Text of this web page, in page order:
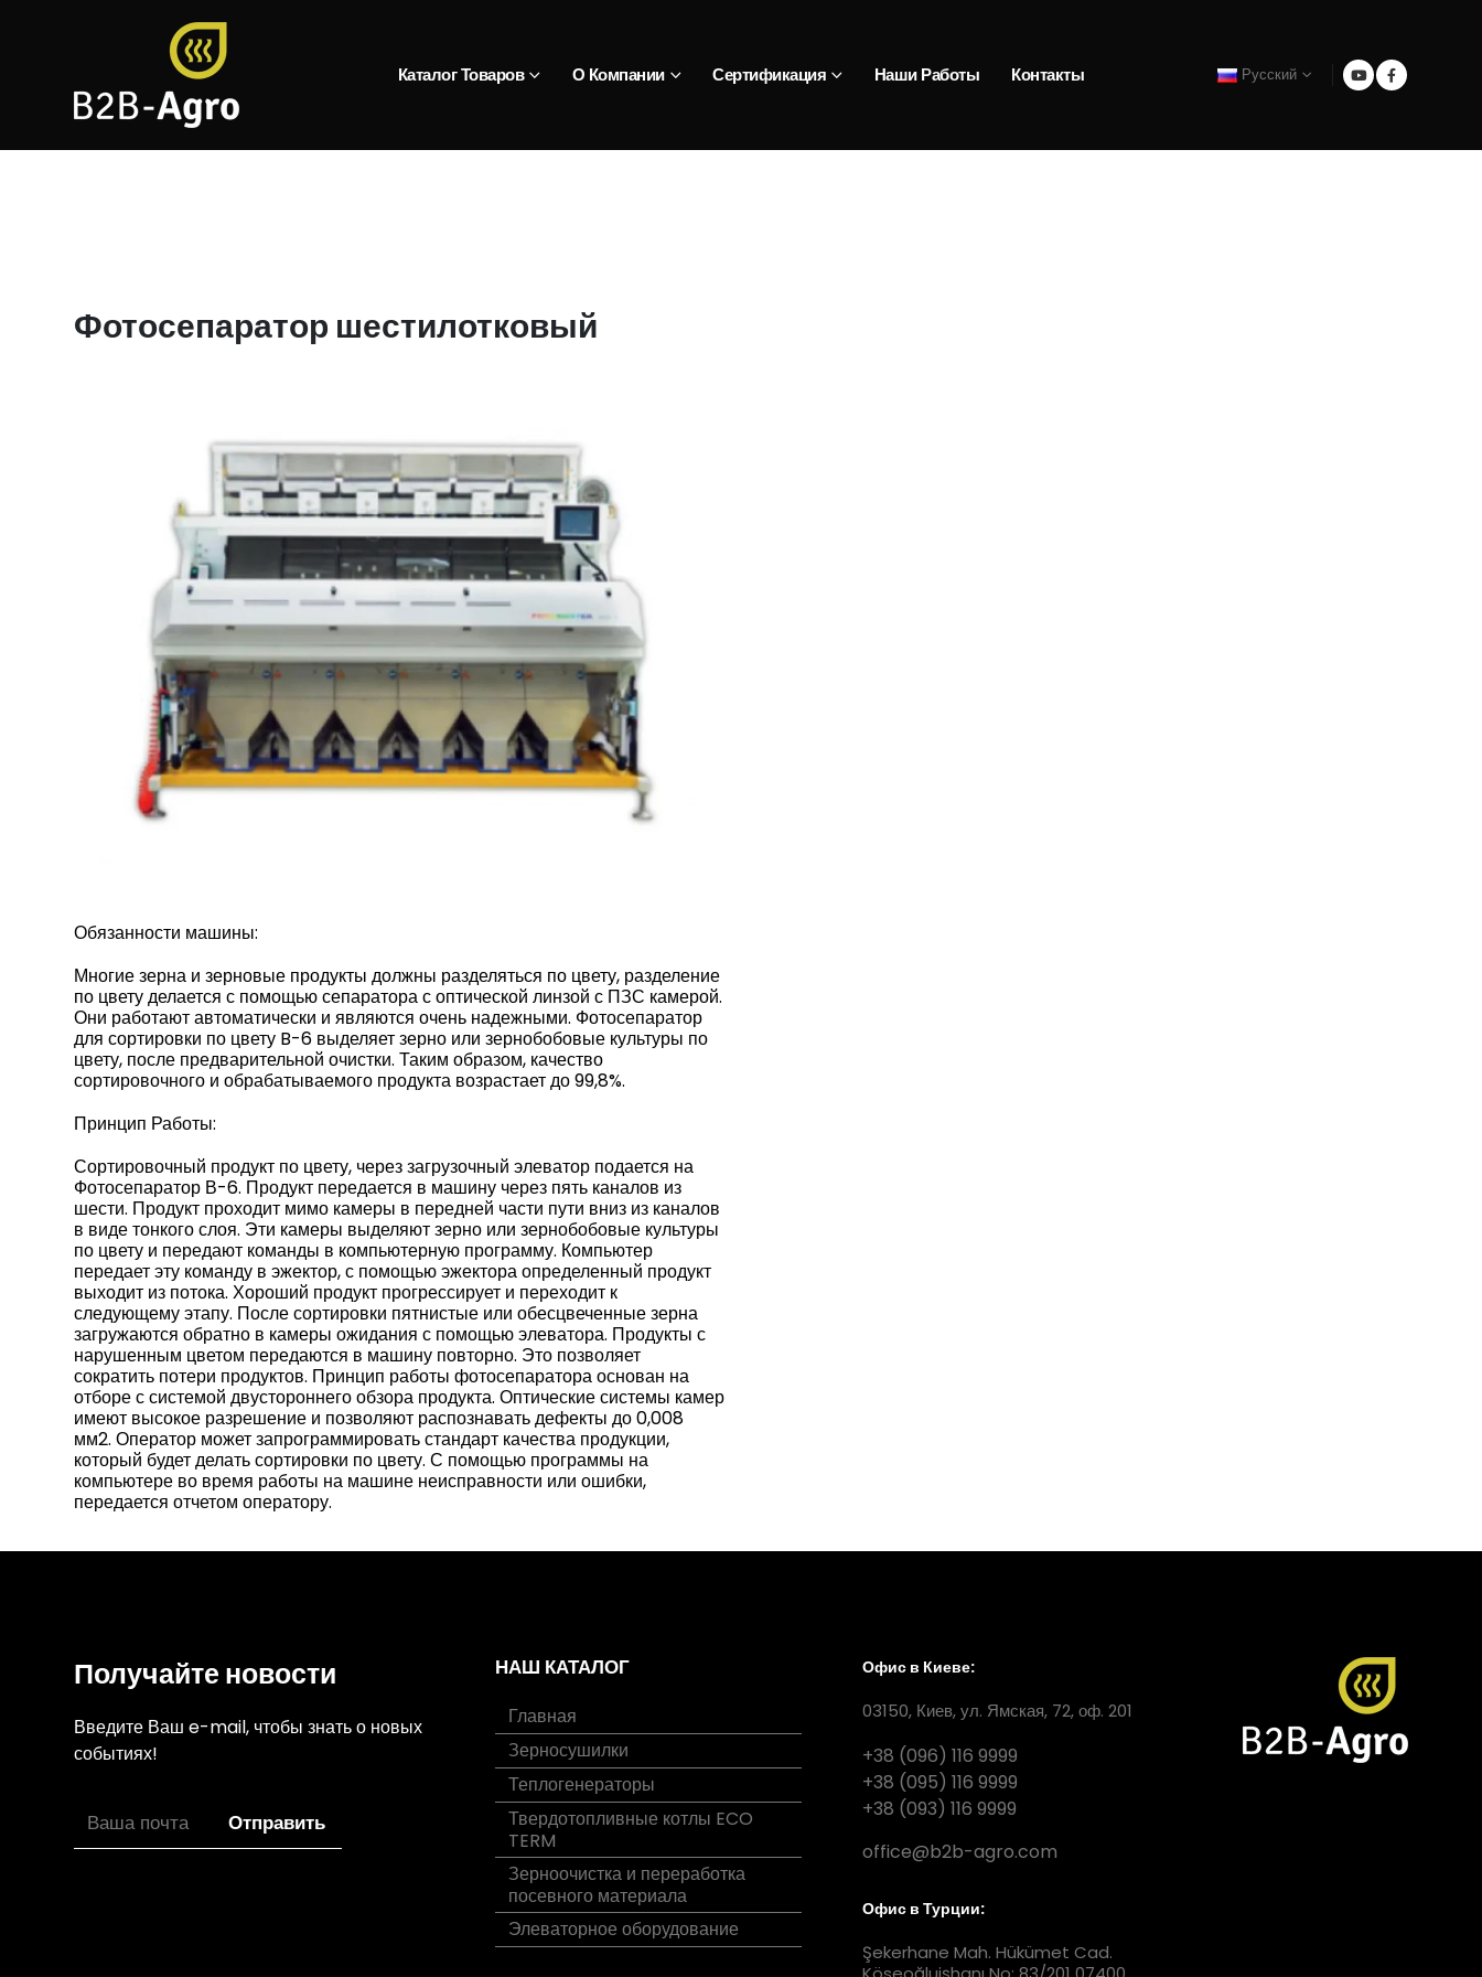
Каталог Товаров О Компании Сертификация Наши Работы Контакты Русский
Фотосепаратор шестилотковый
Обязанности машины:
Многие зерна и зерновые продукты должны разделяться по цвету, разделение
по цвету делается с помощью сепаратора с оптической линзой с ПЗС камерой.
Они работают автоматически и являются очень надежными. Фотосепаратор
для сортировки по цвету B-6 выделяет зерно или зернобобовые культуры по
цвету, после предварительной очистки. Таким образом, качество
сортировочного и обрабатываемого продукта возрастает до 99,8%.
Принцип Работы:
Сортировочный продукт по цвету, через загрузочный элеватор подается на
Фотосепаратор В-6. Продукт передается в машину через пять каналов из
шести. Продукт проходит мимо камеры в передней части пути вниз из каналов
в виде тонкого слоя. Эти камеры выделяют зерно или зернобобовые культуры
по цвету и передают команды в компьютерную программу. Компьютер
передает эту команду в эжектор, с помощью эжектора определенный продукт
выходит из потока. Хороший продукт прогрессирует и переходит к
следующему этапу. После сортировки пятнистые или обесцвеченные зерна
загружаются обратно в камеры ожидания с помощью элеватора. Продукты с
нарушенным цветом передаются в машину повторно. Это позволяет
сократить потери продуктов. Принцип работы фотосепаратора основан на
отборе с системой двустороннего обзора продукта. Оптические системы камер
имеют высокое разрешение и позволяют распознавать дефекты до 0,008
мм2. Оператор может запрограммировать стандарт качества продукции,
который будет делать сортировки по цвету. С помощью программы на
компьютере во время работы на машине неисправности или ошибки,
передается отчетом оператору.
Получайте новости
Введите Ваш e-mail, чтобы знать о новых
событиях!
НАШ КАТАЛОГ
Главная
Зерносушилки
Теплогенераторы
Твердотопливные котлы ECO
TERM
Зерноочистка и переработка
посевного материала
Элеваторное оборудование
Офис в Киеве:
03150, Киев, ул. Ямская, 72, оф. 201
+38 (096) 116 9999
+38 (095) 116 9999
+38 (093) 116 9999
office@b2b-agro.com
Офис в Турции:
Şekerhane Mah. Hükümet Cad.